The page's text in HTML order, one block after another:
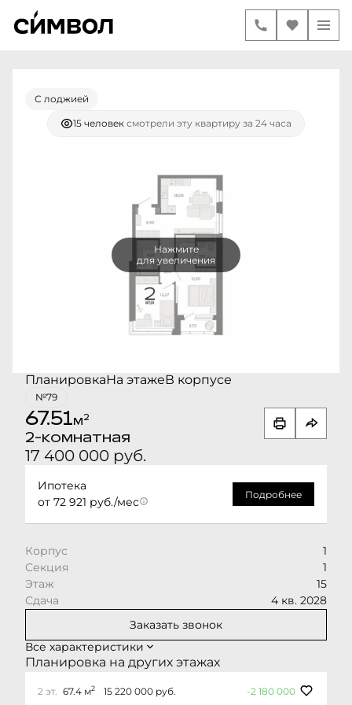
2-комнатная 67.51 м
17 400 000 руб.
Ипотека от 72 921 руб./мес.
С лоджией
15 человек смотрели эту квартиру за 24 часа
Нажмите
для увеличения
ПланировкаНа этажеВ корпусе
№79
67.51м2
2-комнатная
17 400 000 руб.
Ипотека
от 72 921 руб./мес
Подробнее
Корпус
1
Секция
1
Этаж
15
Сдача
4 кв. 2028
Заказать звонок
Все характеристики
Планировка на других этажах
2 эт. 67.4 м2 15 220 000 руб. -2 180 000